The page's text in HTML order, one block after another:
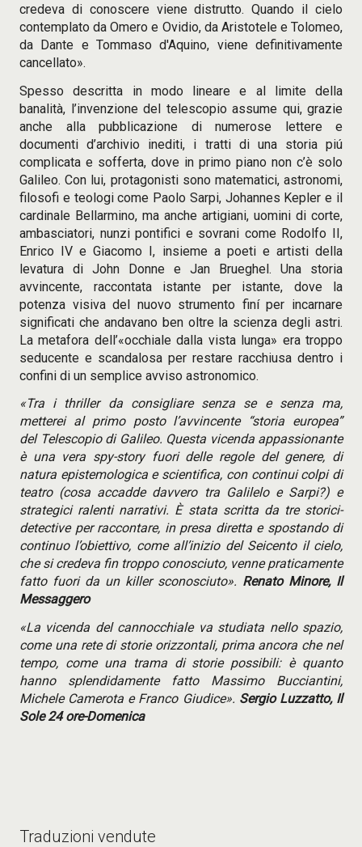
credeva di conoscere viene distrutto. Quando il cielo
contemplato da Omero e Ovidio, da Aristotele e Tolomeo,
da Dante e Tommaso d'Aquino, viene definitivamente
cancellato».
Spesso descritta in modo lineare e al limite della
banalità, l’invenzione del telescopio assume qui, grazie
anche alla pubblicazione di numerose lettere e
documenti d’archivio inediti, i tratti di una storia piú
complicata e sofferta, dove in primo piano non c’è solo
Galileo. Con lui, protagonisti sono matematici, astronomi,
filosofi e teologi come Paolo Sarpi, Johannes Kepler e il
cardinale Bellarmino, ma anche artigiani, uomini di corte,
ambasciatori, nunzi pontifici e sovrani come Rodolfo II,
Enrico IV e Giacomo I, insieme a poeti e artisti della
levatura di John Donne e Jan Brueghel. Una storia
avvincente, raccontata istante per istante, dove la
potenza visiva del nuovo strumento finí per incarnare
significati che andavano ben oltre la scienza degli astri.
La metafora dell’«occhiale dalla vista lunga» era troppo
seducente e scandalosa per restare racchiusa dentro i
confini di un semplice avviso astronomico.
«Tra i thriller da consigliare senza se e senza ma,
metterei al primo posto l’avvincente “storia europea”
del Telescopio di Galileo. Questa vicenda appassionante
è una vera spy-story fuori delle regole del genere, di
natura epistemologica e scientifica, con continui colpi di
teatro (cosa accadde davvero tra Galilelo e Sarpi?) e
strategici ralenti narrativi. È stata scritta da tre storici-
detective per raccontare, in presa diretta e spostando di
continuo l’obiettivo, come all’inizio del Seicento il cielo,
che si credeva fin troppo conosciuto, venne praticamente
fatto fuori da un killer sconosciuto». Renato Minore, Il
Messaggero
«La vicenda del cannocchiale va studiata nello spazio,
come una rete di storie orizzontali, prima ancora che nel
tempo, come una trama di storie possibili: è quanto
hanno splendidamente fatto Massimo Bucciantini,
Michele Camerota e Franco Giudice». Sergio Luzzatto, Il
Sole 24 ore-Domenica
Traduzioni vendute